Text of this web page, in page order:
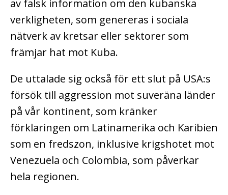
av falsk information om den kubanska
verkligheten, som genereras i sociala
nätverk av kretsar eller sektorer som
främjar hat mot Kuba.
De uttalade sig också för ett slut på USA:s
försök till aggression mot suveräna länder
på vår kontinent, som kränker
förklaringen om Latinamerika och Karibien
som en fredszon, inklusive krigshotet mot
Venezuela och Colombia, som påverkar
hela regionen.